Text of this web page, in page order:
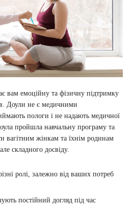
вам емоційну та фізичну підтримку
Доули не є медичними
пологи і не надають медичної
пройшла навчальну програму та
вагітним жінкам та їхнім родинам
складного досвіду.
ролі, залежно від ваших потреб
постійний догляд під час